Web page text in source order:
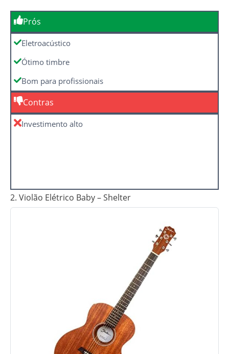
Prós
Eletroacústico
Ótimo timbre
Bom para profissionais
Contras
Investimento alto
2. Violão Elétrico Baby – Shelter